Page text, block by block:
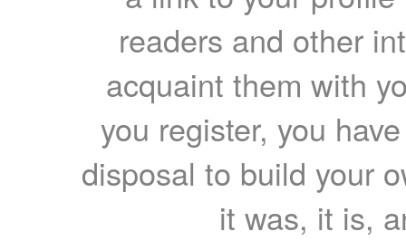
readers and other
acquaint them with
you register, you
disposal to build your
it was, it is,